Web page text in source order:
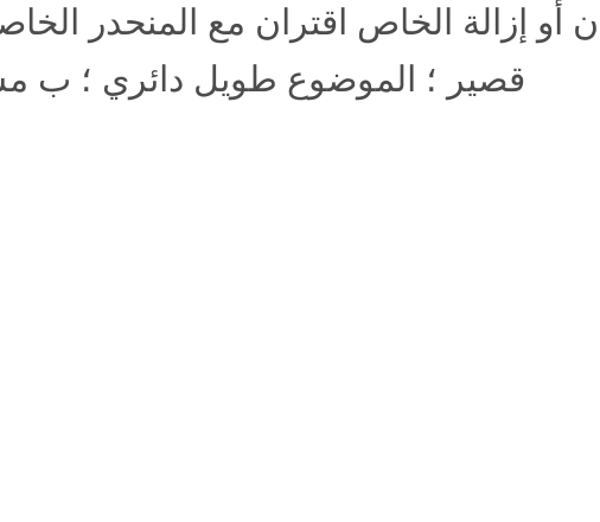
أو إزالة الخاص اقتران مع المنحدر
قصير ؛ الموضوع طويل دائري ؛ ب